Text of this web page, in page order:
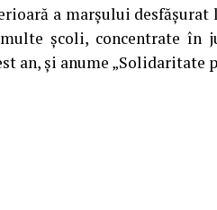
a marșului
școli, concentrate în
an, și anume „Solidaritate